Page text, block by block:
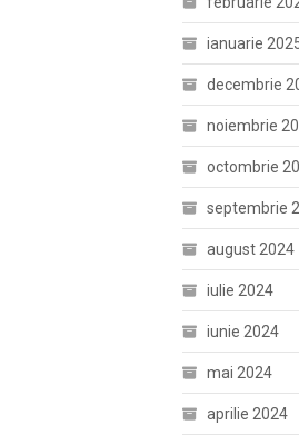
ianuarie
decembrie
noiembrie
octombrie
septembrie
august 2024
iulie 2024
iunie 2024
mai 2024
aprilie 2024